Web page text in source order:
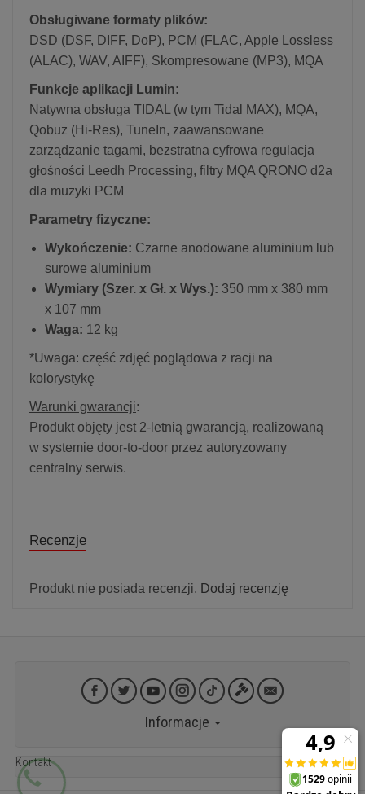
Obsługiwane formaty plików:
DSD (DSF, DIFF, DoP), PCM (FLAC, Apple Lossless
(ALAC), WAV, AIFF), Skompresowane (MP3), MQA
Funkcje aplikacji Lumin:
Natywna obsługa TIDAL (w tym Tidal MAX), MQA,
Qobuz (Hi-Res), TuneIn, zaawansowane
zarządzanie tagami, bezstratna cyfrowa regulacja
głośności Leedh Processing, filtry MQA QRONO d2a
dla muzyki PCM
Parametry fizyczne:
Wykończenie: Czarne anodowane aluminium lub
surowe aluminium
Wymiary (Szer. x Gł. x Wys.): 350 mm x 380 mm
x 107 mm
Waga: 12 kg
*Uwaga: część zdjęć poglądowa z racji na
kolorystykę
Warunki gwarancji:
Produkt objęty jest 2-letnią gwarancją, realizowaną
w systemie door-to-door przez autoryzowany
centralny serwis.
Recenzje
Produkt nie posiada recenzji. Dodaj recenzję
Informacje
Kontakt